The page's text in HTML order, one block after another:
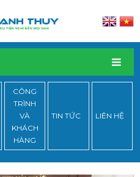
CÔNG
TRÌNH
VÀ
KHÁCH
HÀNG
TIN TỨC LIÊN HỆ